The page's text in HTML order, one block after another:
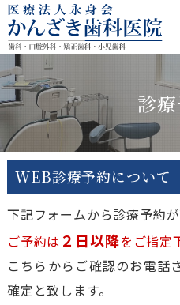
診
WEB診療予約について
下記フォームから診療予約が
ご予約は ２日以降をご指定
こちらからご確認のお電話
確定と致します。